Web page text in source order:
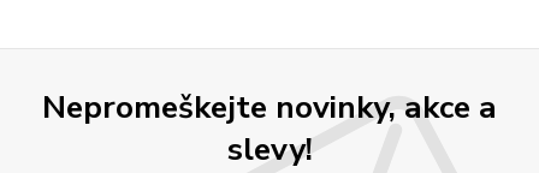
Nepromeškejte novinky, akce a
slevy!